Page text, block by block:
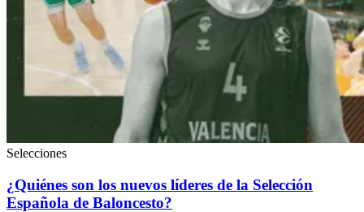
Selecciones
¿Quiénes son los nuevos líderes de la Selección
Española de Baloncesto?